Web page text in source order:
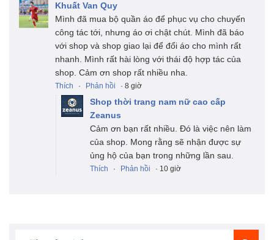
Khuất Van Quy
Mình đã mua bộ quần áo để phục vụ cho chuyến
công tác tới, nhưng áo ơi chật chút. Mình đã báo
với shop và shop giao lại để đổi áo cho mình rất
nhanh. Mình rất hài lòng với thái độ hợp tác của
shop. Cảm ơn shop rất nhiều nha.
Thích · Phản hồi · 8 giờ
Shop thời trang nam nữ cao cấp
Zeanus
Cảm ơn bạn rất nhiều. Đó là việc nên làm
của shop. Mong rằng sẽ nhận được sự
ủng hộ của bạn trong những lần sau.
Thích · Phản hồi · 10 giờ